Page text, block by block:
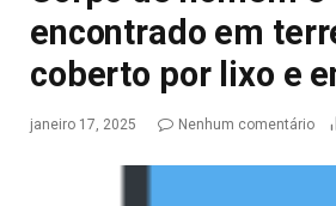
encontrado em
coberto por lixo e
janeiro 17, 2025 Nenhum comentário